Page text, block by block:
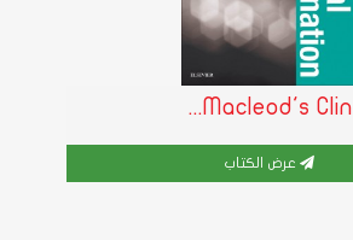
Macleod's Clin...
عرض الكتاب